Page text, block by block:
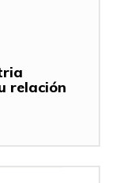
relación